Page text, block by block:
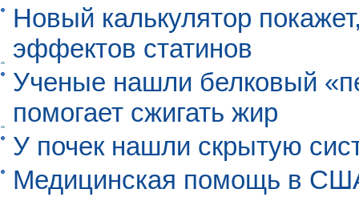
Новый калькулятор
эффектов статинов
Ученые нашли белковый
помогает сжигать жир
У почек нашли скрытую
Медицинская помощь в